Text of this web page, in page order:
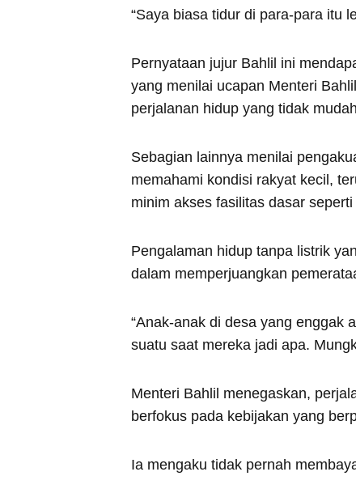
“Saya biasa tidur di para-para itu
Pernyataan jujur Bahlil ini
yang menilai ucapan Menteri
perjalanan hidup yang tidak
Sebagian lainnya menilai
memahami kondisi rakyat kecil,
minim akses fasilitas dasar seperti
Pengalaman hidup tanpa listrik
dalam memperjuangkan
“Anak-anak di desa yang enggak
suatu saat mereka jadi apa.
Menteri Bahlil menegaskan,
berfokus pada kebijakan yang
Ia mengaku tidak pernah